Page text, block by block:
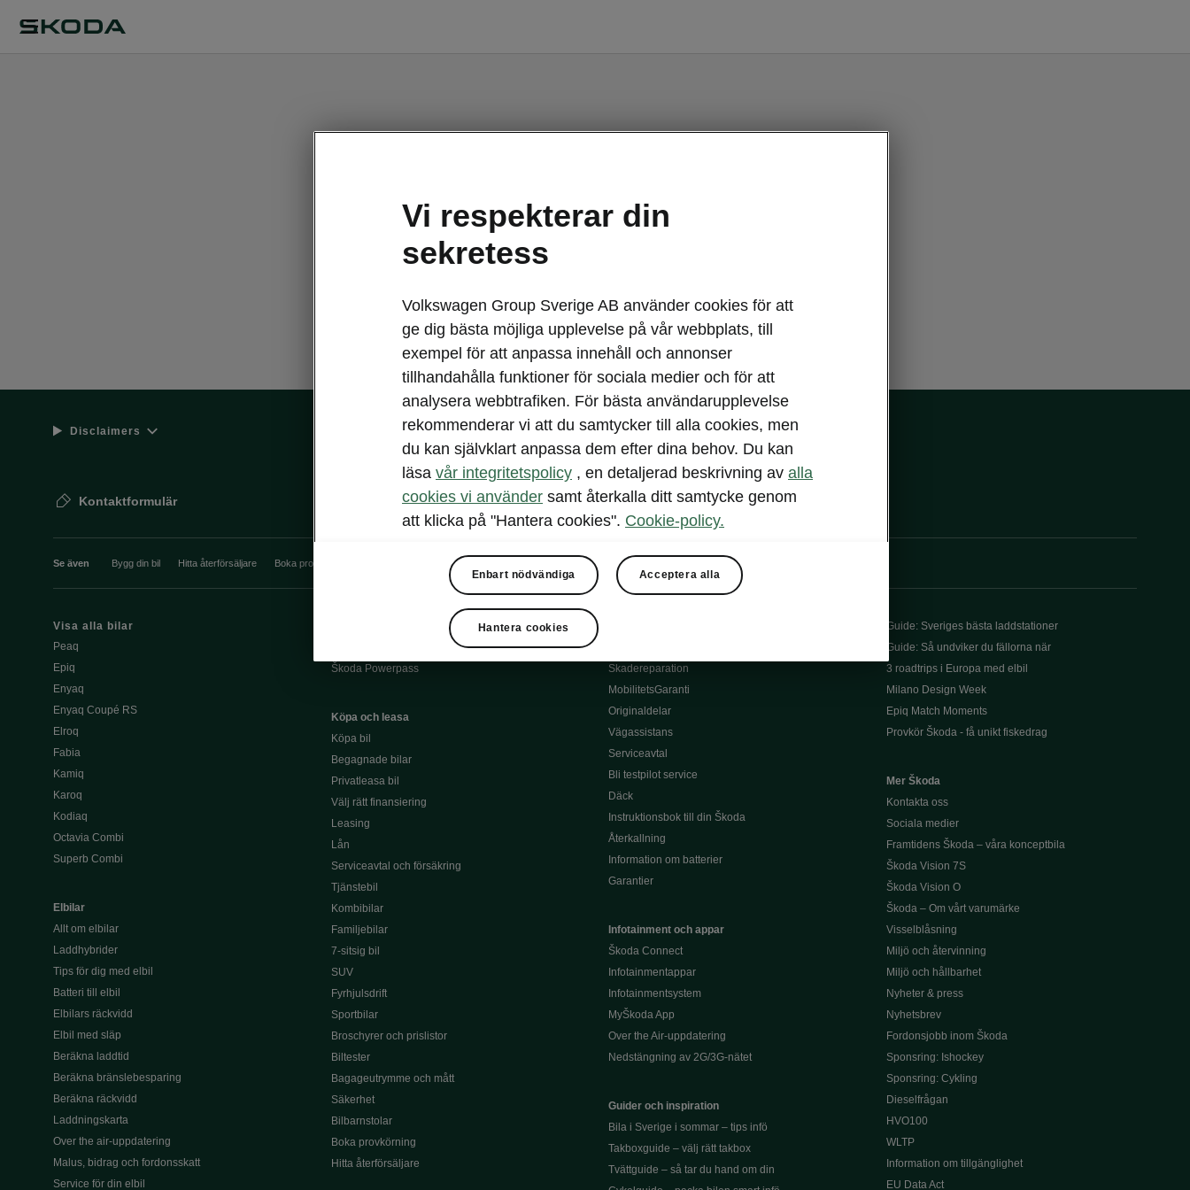
Ett fel inträffade. Vi jobbar hårt för att lösa det. Försök
Disclaimers
Kontaktformulär
Se även Bygg din bil Hitta återförsäljare Boka provkörning
Visa alla bilar
Peaq
Epiq
Enyaq
Enyaq Coupé RS
Elroq
Fabia
Kamiq
Karoq
Kodiaq
Octavia Combi
Superb Combi
Elbilar
Allt om elbilar
Laddhybrider
Tips för dig med elbil
Batteri till elbil
Elbilars räckvidd
Elbil med släp
Beräkna laddtid
Beräkna bränslebesparing
Beräkna räckvidd
Laddningskarta
Over the air-uppdatering
Malus, bidrag och fordonsskatt
Service för din elbil
Škoda Powerpass
Köpa och leasa
Köpa bil
Begagnade bilar
Privatleasa bil
Välj rätt finansiering
Leasing
Lån
Serviceavtal och försäkring
Tjänstebil
Kombibilar
Familjebilar
7-sitsig bil
SUV
Fyrhjulsdrift
Sportbilar
Broschyrer och prislistor
Biltester
Bagageutrymme och mått
Säkerhet
Bilbarnstolar
Boka provkörning
Hitta återförsäljare
Skadereparation
MobilitetsGaranti
Originaldelar
Vägassistans
Serviceavtal
Bli testpilot service
Däck
Instruktionsbok till din Škoda
Återkallning
Information om batterier
Garantier
Infotainment och appar
Škoda Connect
Infotainmentappar
Infotainmentsystem
MyŠkoda App
Over the Air-uppdatering
Nedstängning av 2G/3G-nätet
Guider och inspiration
Bila i Sverige i sommar – tips infö
Takboxguide – välj rätt takbox
Tvättguide – så tar du hand om din
Guide: Sveriges bästa laddstationer
Guide: Så undviker du fällorna när
3 roadtrips i Europa med elbil
Milano Design Week
Epiq Match Moments
Provkör Škoda - få unikt fiskedrag
Mer Škoda
Kontakta oss
Sociala medier
Framtidens Škoda – våra konceptbila
Škoda Vision 7S
Škoda Vision O
Škoda – Om vårt varumärke
Visselblåsning
Miljö och återvinning
Miljö och hållbarhet
Nyheter & press
Nyhetsbrev
Fordonsjobb inom Škoda
Sponsring: Ishockey
Sponsring: Cykling
Dieselfrågan
HVO100
WLTP
Information om tillgänglighet
EU Data Act
Vi respekterar din
sekretess
Volkswagen Group Sverige AB använder cookies för att
ge dig bästa möjliga upplevelse på vår webbplats, till
exempel för att anpassa innehåll och annonser
tillhandahålla funktioner för sociala medier och för att
analysera webbtrafiken. För bästa användarupplevelse
rekommenderar vi att du samtycker till alla cookies, men
du kan självklart anpassa dem efter dina behov. Du kan
läsa vår integritetspolicy , en detaljerad beskrivning av alla
cookies vi använder samt återkalla ditt samtycke genom
att klicka på "Hantera cookies". Cookie-policy.
Enbart nödvändiga Acceptera alla
Hantera cookies